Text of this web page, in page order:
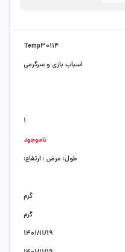
طول: عرض : ارتفاع:
گرم
گرم
1401/11/19
Temp30114
اسباب بازی و سرگرمی
1
ناموجود